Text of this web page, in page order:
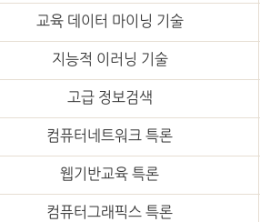
교육 데이터 마이닝 기술
지능적 이러닝 기술
고급 정보검색
컴퓨터네트워크 특론
웹기반교육 특론
컴퓨터그래픽스 특론